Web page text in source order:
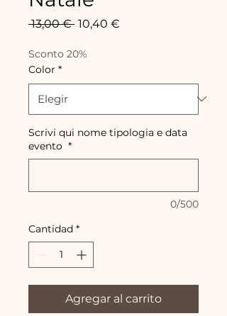
13,00 € Precio
10,40 €
Sconto 20%
Color *
Scrivi qui nome tipologia e data
evento *
0/500
Cantidad *
Agregar al carrito